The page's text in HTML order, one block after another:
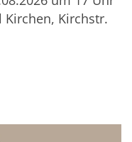
Kirchen, Kirchstr.